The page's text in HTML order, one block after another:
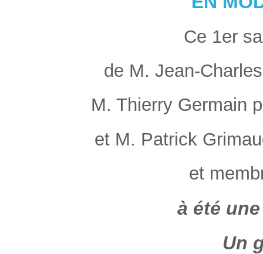
Ce 1er
de M. Jean-
M. Thierry Germain
et M. Patrick
et
à été
Un